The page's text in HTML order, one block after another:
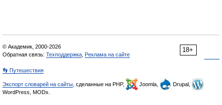
18+
© Академик, 2000-2026
Обратная связь: Техподдержка Реклама на сайте
👣 Путешествия
Экспорт словарей на сайты , сделанные на PHP, Joomla,
Drupal,
WordPress, MODx.